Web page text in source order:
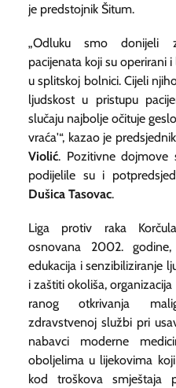
je predstojnik Šitum.
„Odluku smo donijeli
pacijenata koji su operirani
u splitskoj bolnici. Cijeli
ljudskost u pristupu
slučaju najbolje očituje
vraća'“, kazao je
Violić. Pozitivne dojmove
podijelile su i
Dušica Tasovac.
Liga protiv raka
osnovana 2002.
edukacija i senzibiliziranje
i zaštiti okoliša,
ranog otkrivanja
zdravstvenoj službi pri
nabavci moderne
oboljelima u lijekovima
kod troškova smještaja